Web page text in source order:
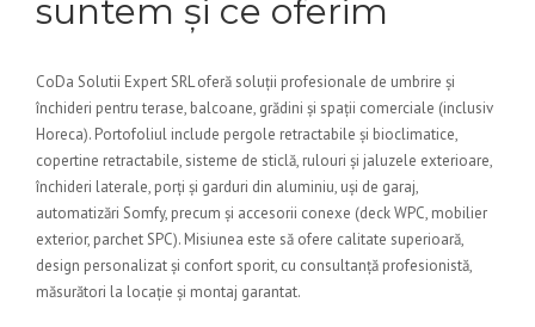
suntem și ce oferim
CoDa Solutii Expert SRL oferă soluții profesionale de umbrire și
închideri pentru terase, balcoane, grădini și spații comerciale (inclusiv
Horeca). Portofoliul include pergole retractabile și bioclimatice,
copertine retractabile, sisteme de sticlă, rulouri și jaluzele exterioare,
închideri laterale, porți și garduri din aluminiu, uși de garaj,
automatizări Somfy, precum și accesorii conexe (deck WPC, mobilier
exterior, parchet SPC). Misiunea este să ofere calitate superioară,
design personalizat și confort sporit, cu consultanță profesionistă,
măsurători la locație și montaj garantat.